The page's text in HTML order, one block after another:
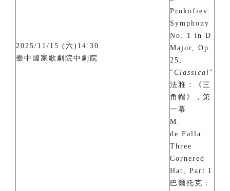
2025/11/15 (六)14:30
臺中國家歌劇院中劇院
Prokofiev:
Symphony
No. 1 in D
Major, Op.
25,
" Classical "
法雅：《三
角帽》，第
一幕
M.
de Falla:
Three
Cornered
Hat, Part I
巴爾托克：